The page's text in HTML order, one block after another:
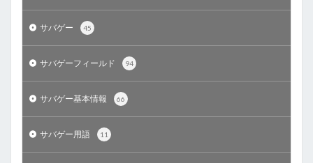
サバゲー 45
サバゲーフィールド 94
サバゲー基本情報 66
サバゲー用語 11